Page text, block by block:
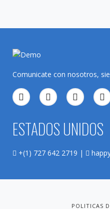
Comunicate con nosotros,
ESTADOS UNIDOS
+(1) 727 642 2719 |
POLITICAS